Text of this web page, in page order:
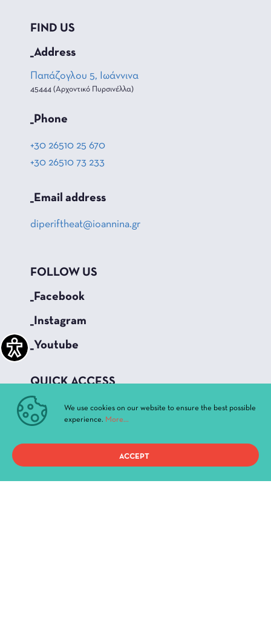
FIND US
_Address
Παπάζογλου 5, Ιωάννινα
45444 (Αρχοντικό Πυρσινέλλα)
_Phone
+30 26510 25 670
+30 26510 73 233
_Email address
diperiftheat@ioannina.gr
FOLLOW US
_Facebook
_Instagram
_Youtube
QUICK ACCESS
Current Performances
Archive
History
Buildings and Halls
We use cookies on our website to ensure the best possible
experience. More...
ACCEPT